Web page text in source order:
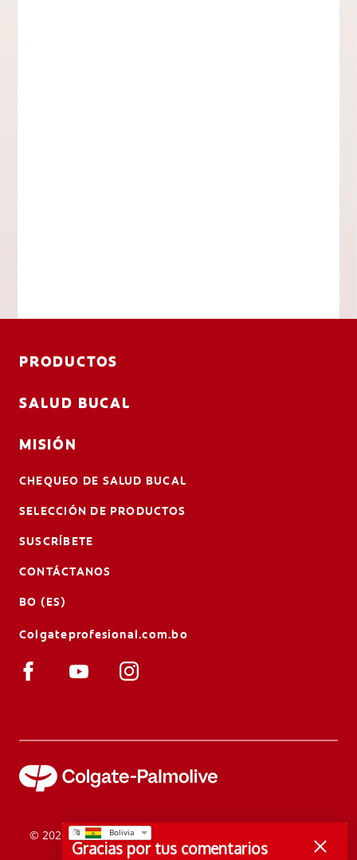
PRODUCTOS
SALUD BUCAL
MISIÓN
CHEQUEO DE SALUD BUCAL
SELECCIÓN DE PRODUCTOS
SUSCRÍBETE
CONTÁCTANOS
BO (ES)
Colgateprofesional.com.bo
© 2026 Colgate-Palmolive Company. Todos los derechos
reservados.
Gracias por tus comentarios